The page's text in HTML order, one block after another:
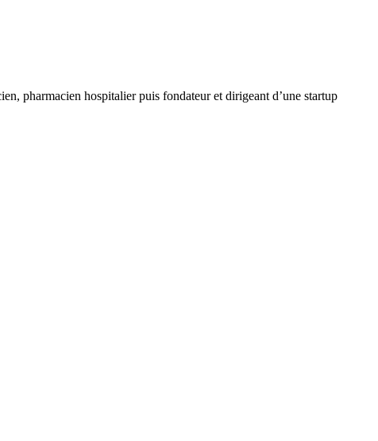
pharmacien hospitalier puis fondateur et dirigeant d’une startup